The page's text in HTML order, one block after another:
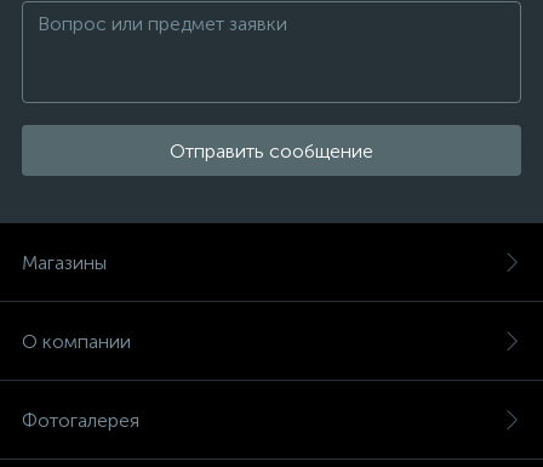
Отправить сообщение
Магазины
О компании
Фотогалерея